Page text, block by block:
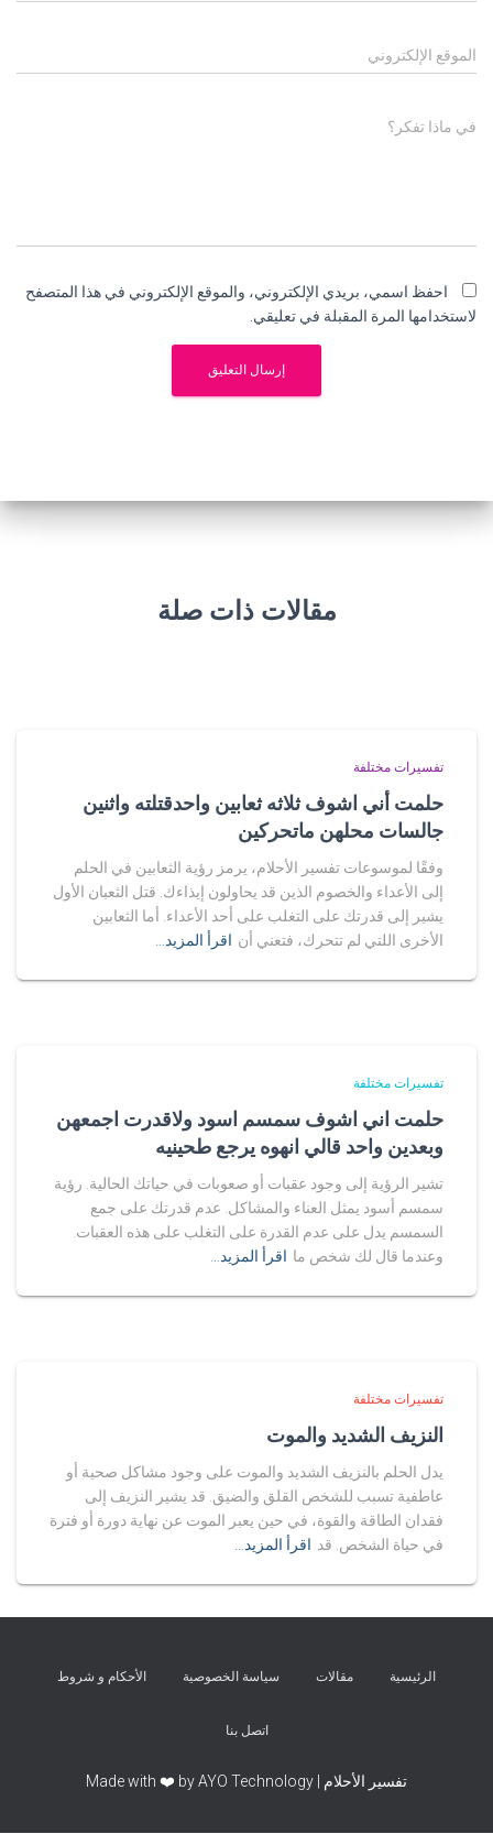
الموقع الإلكتروني
في ماذا تفكر؟
احفظ اسمي، بريدي الإلكتروني، والموقع الإلكتروني في هذا المتصفح
لاستخدامها المرة المقبلة في تعليقي.
مقالات ذات صلة
تفسيرات مختلفة
حلمت أني اشوف ثلاثه ثعابين واحدقتلته واثنين
جالسات محلهن ماتحركين
وفقًا لموسوعات تفسير الأحلام، يرمز رؤية الثعابين في الحلم
إلى الأعداء والخصوم الذين قد يحاولون إيذاءك. قتل الثعبان الأول
يشير إلى قدرتك على التغلب على أحد الأعداء. أما الثعابين
الأخرى اللتي لم تتحرك، فتعني أن اقرأ المزيد…
تفسيرات مختلفة
حلمت اني اشوف سمسم اسود ولاقدرت اجمعهن
وبعدين واحد قالي انهوه يرجع طحينيه
تشير الرؤية إلى وجود عقبات أو صعوبات في حياتك الحالية. رؤية
سمسم أسود يمثل العناء والمشاكل. عدم قدرتك على جمع
السمسم يدل على عدم القدرة على التغلب على هذه العقبات.
وعندما قال لك شخص ما اقرأ المزيد…
تفسيرات مختلفة
النزيف الشديد والموت
يدل الحلم بالنزيف الشديد والموت على وجود مشاكل صحية أو
عاطفية تسبب للشخص القلق والضيق. قد يشير النزيف إلى
فقدان الطاقة والقوة، في حين يعبر الموت عن نهاية دورة أو فترة
في حياة الشخص. قد اقرأ المزيد…
الرئيسية مقالات سياسة الخصوصية الأحكام و شروط
اتصل بنا
تفسير الأحلام | Made with ❤️ by AYO Technology